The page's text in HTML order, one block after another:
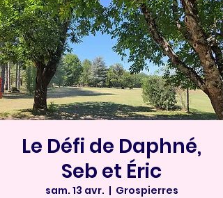
Le Défi de Daphné,
Seb et Éric
sam. 13 avr.
  |
Grospierres